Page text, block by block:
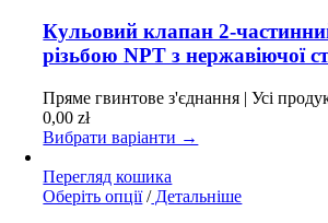
має
кілька
варіантів.
можна
на
товару
Кульовий клапан 2-
різьбою NPT з нержавіючої
Пряме гвинтове з'єднання | Усі
0,00zł
Вибрати варіанти →
Перегляд кошика
Оберіть опції Цей
/Детальніше